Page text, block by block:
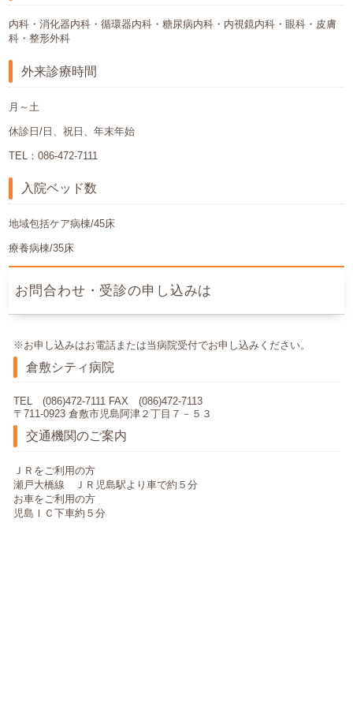
内科・消化器内科・循環器内科・糖尿病内科・内視鏡内科・眼科・皮膚
科・整形外科
外来診療時間
月～土
休診日/日、祝日、年末年始
TEL：086-472-7111
入院ベッド数
地域包括ケア病棟/45床
療養病棟/35床
お問合わせ・受診の申し込みは
※お申し込みはお電話または当病院受付でお申し込みください。
倉敷シティ病院
TEL (086)472-7111 FAX (086)472-7113
〒711-0923 倉敷市児島阿津２丁目７－５３
交通機関のご案内
ＪＲをご利用の方
瀬戸大橋線 ＪＲ児島駅より車で約５分
お車をご利用の方
児島ＩＣ下車約５分